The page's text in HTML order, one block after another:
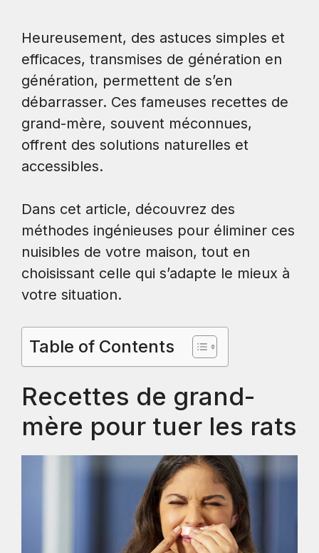
Heureusement, des astuces simples et
efficaces, transmises de génération en
génération, permettent de s’en
débarrasser. Ces fameuses recettes de
grand-mère, souvent méconnues,
offrent des solutions naturelles et
accessibles.
Dans cet article, découvrez des
méthodes ingénieuses pour éliminer ces
nuisibles de votre maison, tout en
choisissant celle qui s’adapte le mieux à
votre situation.
Table of Contents
Recettes de grand-
mère pour tuer les rats